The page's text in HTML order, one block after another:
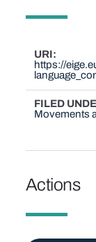
URI
https://
FILED
Movements
Actions